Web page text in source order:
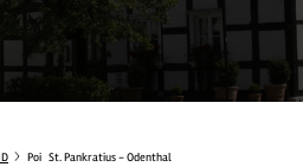
Poi St. Pankratius - Odenthal